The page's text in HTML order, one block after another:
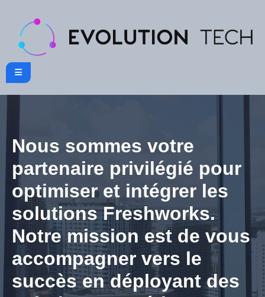
Nous sommes votre
partenaire privilégié pour
optimiser et intégrer les
solutions Freshworks.
Notre mission est de vous
accompagner vers le
succès en déployant des